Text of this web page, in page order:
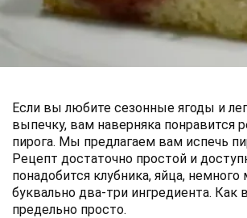
Если вы любите сезонные ягоды и
выпечку, вам наверняка понравится
пирога. Мы предлагаем вам испечь
Рецепт достаточно простой и
понадобится клубника, яйца,
буквально два-три ингредиента. Как
предельно просто.